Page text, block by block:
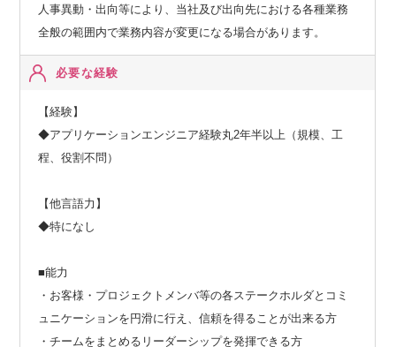
人事異動・出向等により、当社及び出向先における各種業務
全般の範囲内で業務内容が変更になる場合があります。
必要な経験
【経験】
◆アプリケーションエンジニア経験丸2年半以上（規模、工
程、役割不問）
【他言語力】
◆特になし
■能力
・お客様・プロジェクトメンバ等の各ステークホルダとコミ
ュニケーションを円滑に行え、信頼を得ることが出来る方
・チームをまとめるリーダーシップを発揮できる方